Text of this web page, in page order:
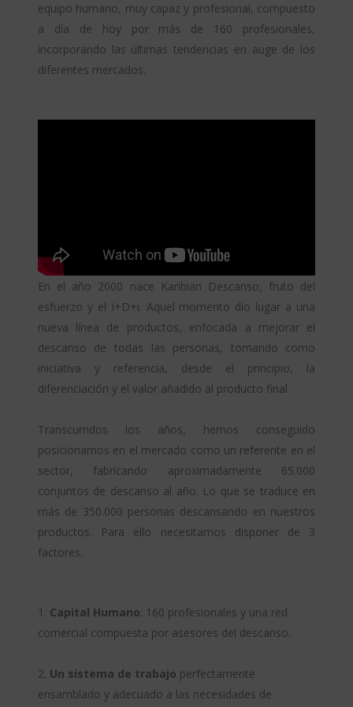
equipo humano, muy capaz y profesional, compuesto
a día de hoy por más de 160 profesionales,
incorporando las últimas tendencias en auge de los
diferentes mercados.
En el año 2000 nace Karibian Descanso, fruto del
esfuerzo y el I+D+i. Aquel momento dio lugar a una
nueva línea de productos, enfocada a mejorar el
descanso de todas las personas, tomando como
iniciativa y referencia, desde el principio, la
diferenciación y el valor añadido al producto final.
Transcurridos los años, hemos conseguido
posicionarnos en el mercado como un referente en el
sector, fabricando aproximadamente 65.000
conjuntos de descanso al año. Lo que se traduce en
más de 350.000 personas descansando en nuestros
productos. Para ello necesitamos disponer de 3
factores.
1. Capital Humano: 160 profesionales y una red
comercial compuesta por asesores del descanso.
2. Un sistema de trabajo perfectamente
ensamblado y adecuado a las necesidades de